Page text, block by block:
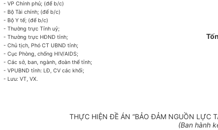
- VP Chính phủ; (để b/c)
- Bộ Tài chính; (để b/c)
- Bộ Y tế; (để b/c)
- Thường trực Tỉnh uỷ;
- Thường trực HĐND tỉnh;
- Chủ tịch, Phó CT UBND tỉnh;
- Cục Phòng, chống HIV/AIDS;
- Các sở, ban, ngành, đoàn thể tỉnh;
- VPUBND tỉnh: LĐ, CV các khối;
- L­ưu: VT, VX.
THỰC HIỆN ĐỀ ÁN “BẢO ĐẢM NGUỒN LỰC
(Ban hành